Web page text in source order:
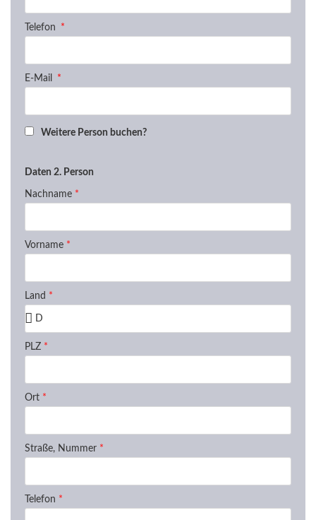
Telefon
E-Mail
Weitere Person buchen?
Daten 2. Person
Nachname *
Vorname *
Land *
PLZ *
Ort *
Straße, Nummer *
Telefon *